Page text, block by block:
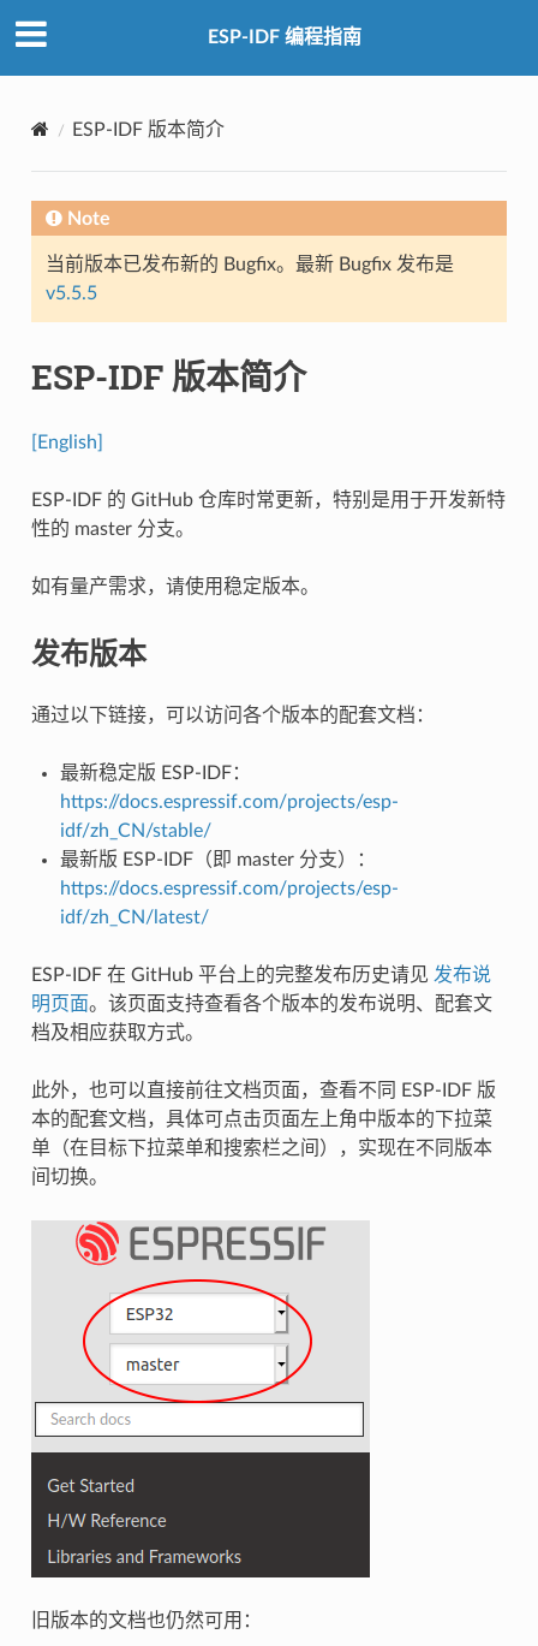
ESP-IDF 编程指南
ESP-IDF 版本简介
Note
当前版本已发布新的 Bugfix。最新 Bugfix 发布是
v5.5.5
ESP-IDF 版本简介
[English]
ESP-IDF 的 GitHub 仓库时常更新，特别是用于开发新特
性的 master 分支。
如有量产需求，请使用稳定版本。
发布版本
通过以下链接，可以访问各个版本的配套文档：
最新稳定版 ESP-IDF：
https://docs.espressif.com/projects/esp-
idf/zh_CN/stable/
最新版 ESP-IDF（即 master 分支）：
https://docs.espressif.com/projects/esp-
idf/zh_CN/latest/
ESP-IDF 在 GitHub 平台上的完整发布历史请见 发布说
明页面。该页面支持查看各个版本的发布说明、配套文
档及相应获取方式。
此外，也可以直接前往文档页面，查看不同 ESP-IDF 版
本的配套文档，具体可点击页面左上角中版本的下拉菜
单（在目标下拉菜单和搜索栏之间），实现在不同版本
间切换。
旧版本的文档也仍然可用：